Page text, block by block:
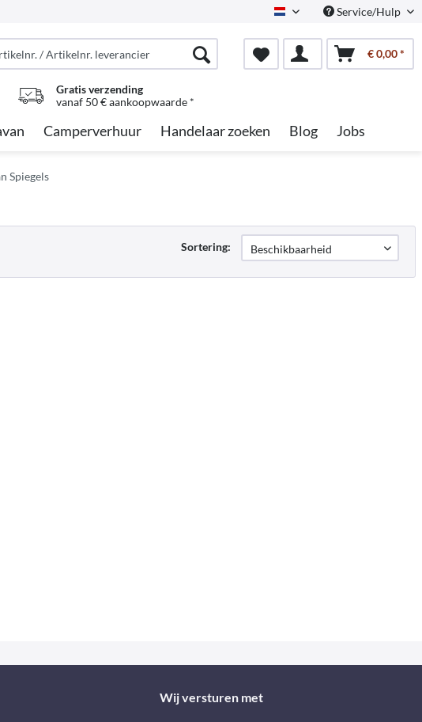
Dutch Service/Hulp
€ 0,00 *
Gratis verzending
vanaf 50 € aankoopwaarde *
Camperverhuur Handelaar zoeken Blog Jobs
Spiegels
Sortering:
Wij versturen met